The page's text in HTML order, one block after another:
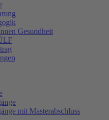
Gesundheit
mit Masterabschluss